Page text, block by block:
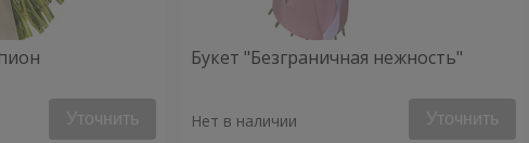
Уточнить
Букет "Безграничная нежность"
Нет в наличии Уточнить